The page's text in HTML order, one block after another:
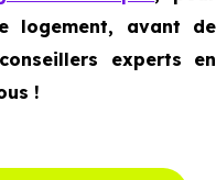
logement, avant de
experts en
!